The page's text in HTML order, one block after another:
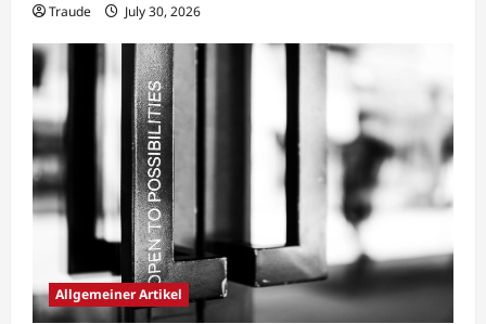
Traude July 30, 2026
Allgemeiner Artikel